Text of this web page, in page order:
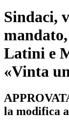
Sindaci,
Latini e
«Vinta
la modifica